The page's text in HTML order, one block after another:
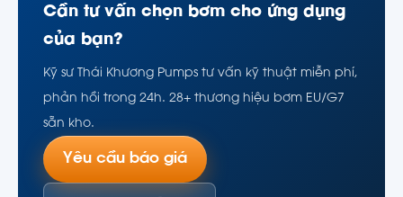
Cần tư vấn chọn bơm cho ứng dụng
của bạn?
Kỹ sư Thái Khương Pumps tư vấn kỹ thuật miễn phí,
phản hồi trong 24h. 28+ thương hiệu bơm EU/G7
sẵn kho.
Yêu cầu báo giá